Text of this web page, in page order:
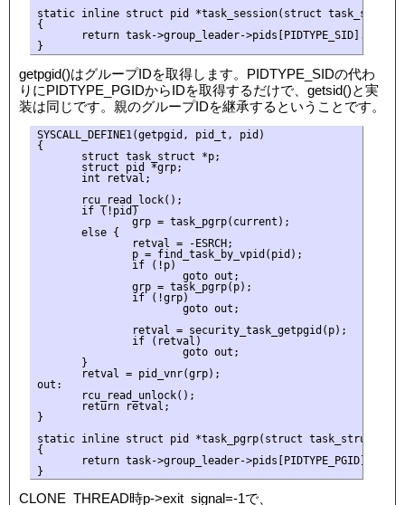
static inline struct pid *task_session(struct task_struct
{
       return task->group_leader->pids[PIDTYPE_SID].pid;
getpgid()はグループIDを取得します。PIDTYPE_SIDの代わ
りにPIDTYPE_PGIDからIDを取得するだけで、getsid()と実
装は同じです。親のグループIDを継承するということです。
SYSCALL_DEFINE1(getpgid, pid_t, pid)
{
       struct task_struct *p;
       struct pid *grp;
       int retval;
       rcu_read_lock();
       if (!pid)
               grp = task_pgrp(current);
       else {
               retval = -ESRCH;
               p = find_task_by_vpid(pid);
               if (!p)
                       goto out;
               grp = task_pgrp(p);
               if (!grp)
                       goto out;
               retval = security_task_getpgid(p);
               if (retval)
                       goto out;
       }
       retval = pid_vnr(grp);
out:
       rcu_read_unlock();
       return retval;
}
static inline struct pid *task_pgrp(struct task_struct
{
       return task->group_leader->pids[PIDTYPE_PGID].pid;
CLONE_THREAD時p->exit_signal=-1で、